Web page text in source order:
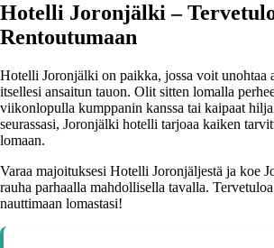
Hotelli Joronjälki –
Rentoutumaan
Hotelli Joronjälki on paikka, jossa voit unohtaa
itsellesi ansaitun tauon. Olit sitten lomalla
viikonlopulla kumppanin kanssa tai kaipaat
seurassasi, Joronjälki hotelli tarjoaa kaiken
lomaan.
Varaa majoituksesi Hotelli Joronjäljestä ja koe
rauha parhaalla mahdollisella tavalla.
nauttimaan lomastasi!